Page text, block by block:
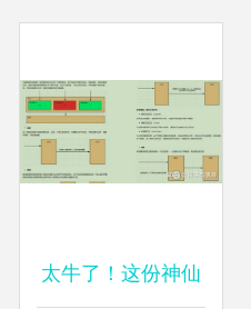
太牛了！这份神仙